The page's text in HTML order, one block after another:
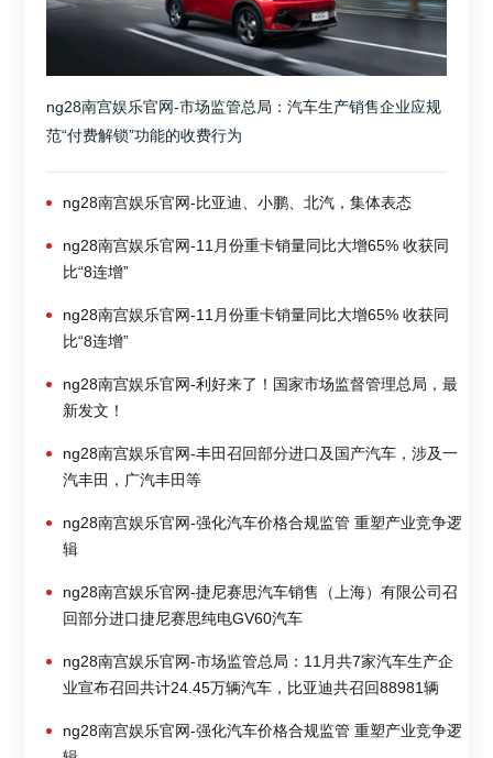
ng28南宫娱乐官网-市场监管总局：汽车生产销售企业应规
范“付费解锁”功能的收费行为
ng28南宫娱乐官网-比亚迪、小鹏、北汽，集体表态
ng28南宫娱乐官网-11月份重卡销量同比大增65% 收获同
比“8连增”
ng28南宫娱乐官网-11月份重卡销量同比大增65% 收获同
比“8连增”
ng28南宫娱乐官网-利好来了！国家市场监督管理总局，最
新发文！
ng28南宫娱乐官网-丰田召回部分进口及国产汽车，涉及一
汽丰田，广汽丰田等
ng28南宫娱乐官网-强化汽车价格合规监管 重塑产业竞争逻
辑
ng28南宫娱乐官网-捷尼赛思汽车销售（上海）有限公司召
回部分进口捷尼赛思纯电GV60汽车
ng28南宫娱乐官网-市场监管总局：11月共7家汽车生产企
业宣布召回共计24.45万辆汽车，比亚迪共召回88981辆
ng28南宫娱乐官网-强化汽车价格合规监管 重塑产业竞争逻